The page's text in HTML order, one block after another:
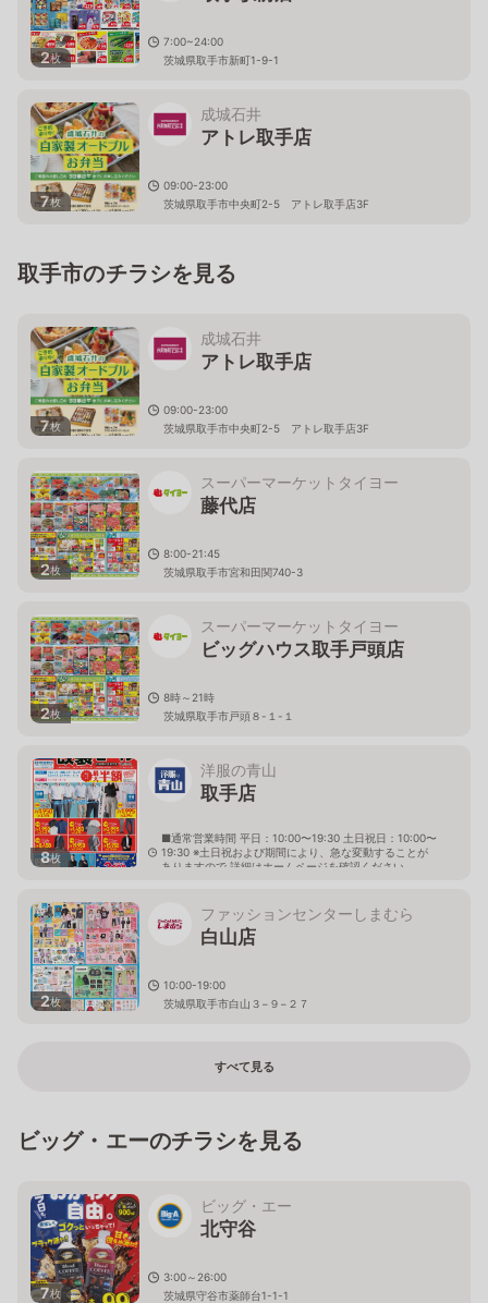
2枚
7:00~24:00
茨城県取手市新町1-9-1
7枚
成城石井
アトレ取手店
09:00-23:00
茨城県取手市中央町2-5 アトレ取手店3F
取手市のチラシを見る
7枚
成城石井
アトレ取手店
09:00-23:00
茨城県取手市中央町2-5 アトレ取手店3F
2枚
スーパーマーケットタイヨー
藤代店
8:00-21:45
茨城県取手市宮和田関740-3
2枚
スーパーマーケットタイヨー
ビッグハウス取手戸頭店
8時～21時
茨城県取手市戸頭８-１-１
8枚
洋服の青山
取手店
■通常営業時間 平日：10:00〜19:30 土日祝日：10:00〜
19:30 ※土日祝および期間により、急な変動することが
ありますので 詳細はホームページを確認ください
2枚
ファッションセンターしまむら
白山店
10:00-19:00
茨城県取手市白山３−９−２７
すべて見る
ビッグ・エーのチラシを見る
7枚
ビッグ・エー
北守谷
3:00～26:00
茨城県守谷市薬師台1-1-1